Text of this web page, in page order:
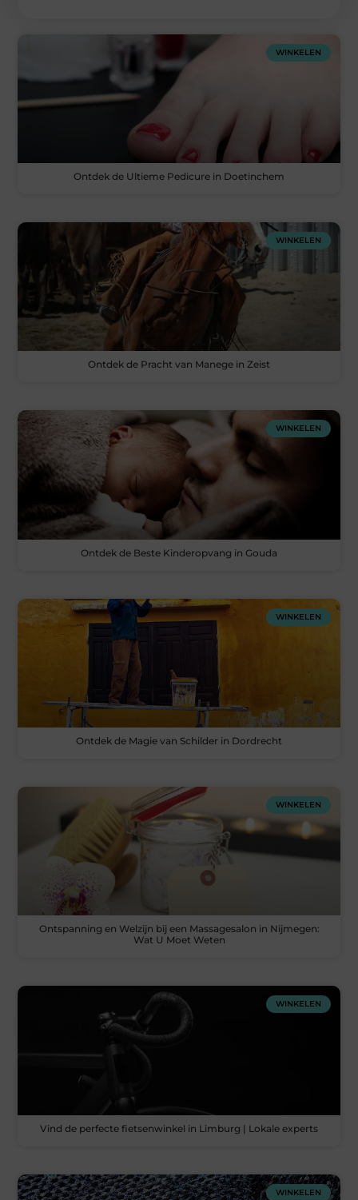
WINKELEN
Ontdek de Ultieme Pedicure in Doetinchem
WINKELEN
Ontdek de Pracht van Manege in Zeist
WINKELEN
Ontdek de Beste Kinderopvang in Gouda
WINKELEN
Ontdek de Magie van Schilder in Dordrecht
WINKELEN
Ontspanning en Welzijn bij een Massagesalon in Nijmegen:
Wat U Moet Weten
WINKELEN
Vind de perfecte fietsenwinkel in Limburg | Lokale experts
WINKELEN